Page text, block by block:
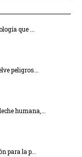
que ...
peligros...
humana,...
para la p...